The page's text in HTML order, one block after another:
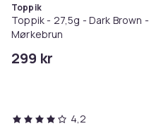
Toppik
Toppik - 27,5g - Dark Brown -
Mørkebrun
299 kr
4,2